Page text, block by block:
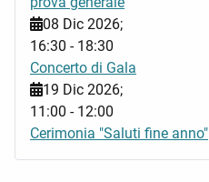
08 Dic 2026;
16:30 - 18:30
Concerto di Gala
19 Dic 2026;
11:00 - 12:00
Cerimonia "Saluti fine anno"